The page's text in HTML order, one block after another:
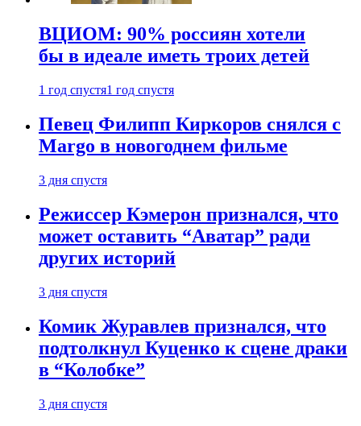
ВЦИОМ: 90% россиян хотели
бы в идеале иметь троих детей
1 год спустя1 год спустя
Певец Филипп Киркоров снялся с
Margo в новогоднем фильме
3 дня спустя
Режиссер Кэмерон признался, что
может оставить “Аватар” ради
других историй
3 дня спустя
Комик Журавлев признался, что
подтолкнул Куценко к сцене драки
в “Колобке”
3 дня спустя